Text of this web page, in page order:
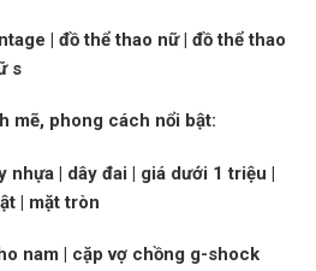
| đồ thể thao nữ| đồ thể thao
s
mẽ, phong cách nổi bật:
nhựa | dây đai | giá dưới 1 triệu |
| mặt tròn
nam | cặp vợ chồng g-shock